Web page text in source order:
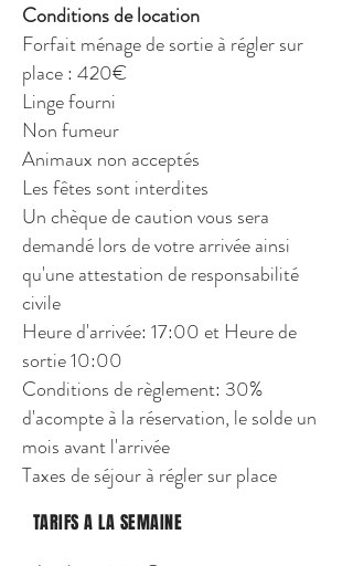
Conditions de location
Forfait ménage de sortie à régler sur
place : 420€
Linge fourni
Non fumeur
Animaux non acceptés
Les fêtes sont interdites
Un chèque de caution vous sera
demandé lors de votre arrivée ainsi
qu'une attestation de responsabilité
civile
Heure d'arrivée: 17:00 et Heure de
sortie 10:00
Conditions de règlement: 30%
d'acompte à la réservation, le solde un
mois avant l'arrivée
Taxes de séjour à régler sur place
TARIFS A LA SEMAINE